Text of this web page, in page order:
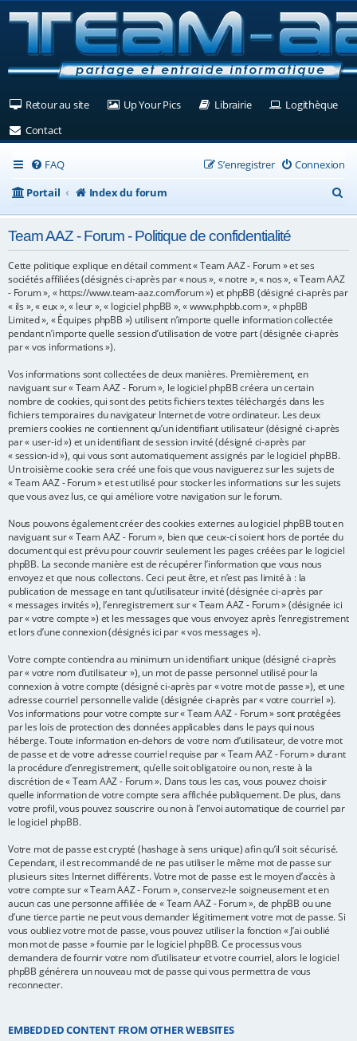
Retour au site(Ouvre un nouvel onglet)
Up Your Pics(Ouvre un nouvel onglet)
Librairie(Ouvre un nouvel
Logithèque
Contact(Ouvre un nouvel onglet)
FAQ Connexion
S’enregistrer
Portail
Index du forum
e
e
Team AAZ - Forum - Politique de confidentialité
Cette politique explique en détail comment « Team AAZ - Forum » et ses
sociétés affiliées (désignés ci-après par « nous », « notre », « nos », « Team AAZ
- Forum », « https://www.team-aaz.com/forum ») et phpBB (désigné ci-après par
« ils », « eux », « leur », « logiciel phpBB », « www.phpbb.com », « phpBB
Limited », « Équipes phpBB ») utilisent n’importe quelle information collectée
pendant n’importe quelle session d’utilisation de votre part (désignée ci-après
par « vos informations »).
Vos informations sont collectées de deux manières. Premièrement, en
naviguant sur « Team AAZ - Forum », le logiciel phpBB créera un certain
nombre de cookies, qui sont des petits fichiers textes téléchargés dans les
fichiers temporaires du navigateur Internet de votre ordinateur. Les deux
premiers cookies ne contiennent qu’un identifiant utilisateur (désigné ci-après
par « user-id ») et un identifiant de session invité (désigné ci-après par
« session-id »), qui vous sont automatiquement assignés par le logiciel phpBB.
Un troisième cookie sera créé une fois que vous naviguerez sur les sujets de
« Team AAZ - Forum » et est utilisé pour stocker les informations sur les sujets
que vous avez lus, ce qui améliore votre navigation sur le forum.
Nous pouvons également créer des cookies externes au logiciel phpBB tout en
naviguant sur « Team AAZ - Forum », bien que ceux-ci soient hors de portée du
document qui est prévu pour couvrir seulement les pages créées par le logiciel
phpBB. La seconde manière est de récupérer l’information que vous nous
envoyez et que nous collectons. Ceci peut être, et n’est pas limité à : la
publication de message en tant qu’utilisateur invité (désignée ci-après par
« messages invités »), l’enregistrement sur « Team AAZ - Forum » (désignée ici
par « votre compte ») et les messages que vous envoyez après l’enregistrement
et lors d’une connexion (désignés ici par « vos messages »).
Votre compte contiendra au minimum un identifiant unique (désigné ci-après
par « votre nom d’utilisateur »), un mot de passe personnel utilisé pour la
connexion à votre compte (désigné ci-après par « votre mot de passe »), et une
adresse courriel personnelle valide (désignée ci-après par « votre courriel »).
Vos informations pour votre compte sur « Team AAZ - Forum » sont protégées
par les lois de protection des données applicables dans le pays qui nous
héberge. Toute information en-dehors de votre nom d’utilisateur, de votre mot
de passe et de votre adresse courriel requise par « Team AAZ - Forum » durant
la procédure d’enregistrement, qu’elle soit obligatoire ou non, reste à la
discrétion de « Team AAZ - Forum ». Dans tous les cas, vous pouvez choisir
quelle information de votre compte sera affichée publiquement. De plus, dans
votre profil, vous pouvez souscrire ou non à l’envoi automatique de courriel par
le logiciel phpBB.
Votre mot de passe est crypté (hashage à sens unique) afin qu’il soit sécurisé.
Cependant, il est recommandé de ne pas utiliser le même mot de passe sur
plusieurs sites Internet différents. Votre mot de passe est le moyen d’accès à
votre compte sur « Team AAZ - Forum », conservez-le soigneusement et en
aucun cas une personne affiliée de « Team AAZ - Forum », de phpBB ou une
d’une tierce partie ne peut vous demander légitimement votre mot de passe. Si
vous oubliez votre mot de passe, vous pouvez utiliser la fonction « J’ai oublié
mon mot de passe » fournie par le logiciel phpBB. Ce processus vous
demandera de fournir votre nom d’utilisateur et votre courriel, alors le logiciel
phpBB générera un nouveau mot de passe qui vous permettra de vous
reconnecter.
EMBEDDED CONTENT FROM OTHER WEBSITES